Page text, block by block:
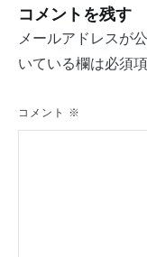
ゲ
ー
ョ
コメントを残す
メールアドレスが
いている欄は必須
コメント ※